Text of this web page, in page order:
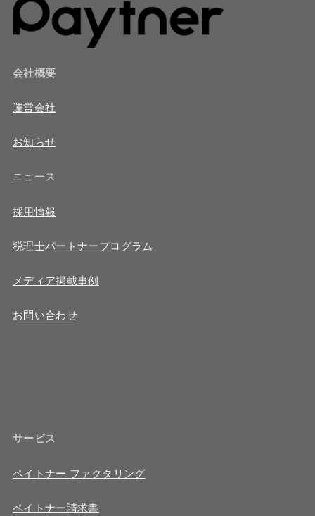
会社概要
運営会社
お知らせ
ニュース
採用情報
税理士パートナープログラム
メディア掲載事例
お問い合わせ
サービス
ペイトナー ファクタリング
ペイトナー請求書